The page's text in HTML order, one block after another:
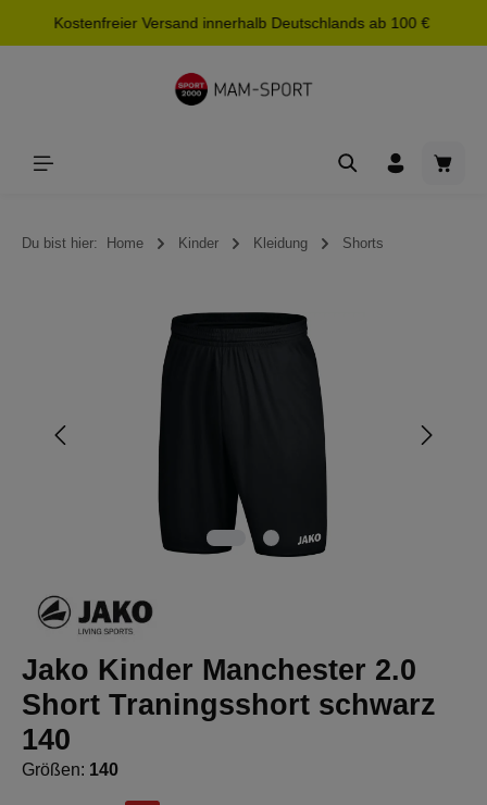
springen
Kostenfreier Versand innerhalb Deutschlands ab 100 €
Du bist hier: Home Kinder Kleidung Shorts
Bildergalerie überspringen
Jako Kinder Manchester 2.0
Short Traningsshort schwarz
140
Größen: 140